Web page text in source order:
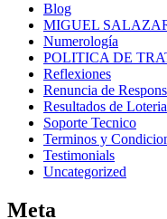
Blog
MIGUEL
Numerología
POLITICA DE
Reflexiones
Renuncia de
Resultados de
Soporte Tecnico
Terminos y
Testimonials
Uncategorized
Meta